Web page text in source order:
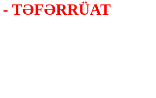
- TƏFƏRRÜAT